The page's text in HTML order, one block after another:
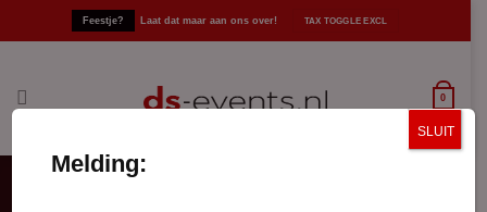
Feestje? Laat dat maar aan ons over!
0
Melding:
SLUIT